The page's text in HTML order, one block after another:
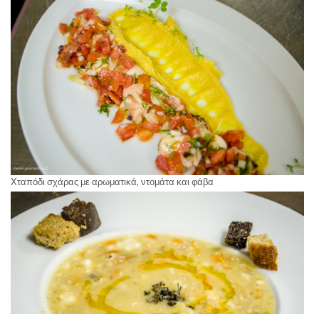
Χταπόδι σχάρας με αρωματικά, ντομάτα και φάβα